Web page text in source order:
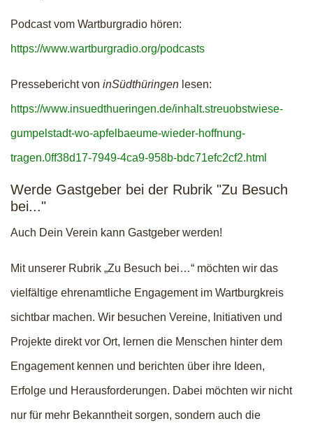
Podcast vom Wartburgradio hören:
https://www.wartburgradio.org/podcasts
Pressebericht von inSüdthüringen lesen:
https://www.insuedthueringen.de/inhalt.streuobstwiese-
gumpelstadt-wo-apfelbaeume-wieder-hoffnung-
tragen.0ff38d17-7949-4ca9-958b-bdc71efc2cf2.html
Werde Gastgeber bei der Rubrik "Zu Besuch
bei..."
Auch Dein Verein kann Gastgeber werden!
Mit unserer Rubrik „Zu Besuch bei…“ möchten wir das
vielfältige ehrenamtliche Engagement im Wartburgkreis
sichtbar machen. Wir besuchen Vereine, Initiativen und
Projekte direkt vor Ort, lernen die Menschen hinter dem
Engagement kennen und berichten über ihre Ideen,
Erfolge und Herausforderungen. Dabei möchten wir nicht
nur für mehr Bekanntheit sorgen, sondern auch die